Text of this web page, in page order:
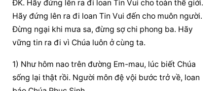
ĐK. Hãy đứng lên ra đi loan Tin Vui cho toàn thế giới.
Hãy đứng lên ra đi loan Tin Vui đến cho muôn người.
Đừng ngại khi mưa sa, đừng sợ chi phong ba. Hãy
vững tin ra đi vì Chúa luôn ở cùng ta.
1) Như hôm nao trên đường Em-mau, lúc biết Chúa
sống lại thật rồi. Người môn đệ vội bước trở về, loan